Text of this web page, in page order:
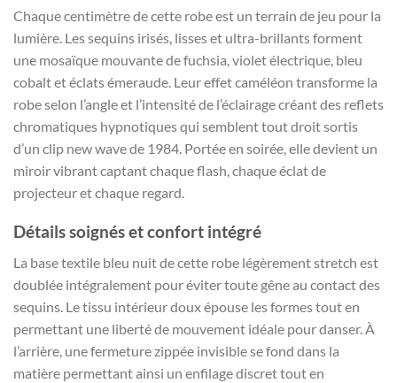
Chaque centimètre de cette robe est un terrain de jeu pour la
lumière. Les sequins irisés, lisses et ultra-brillants forment
une mosaïque mouvante de fuchsia, violet électrique, bleu
cobalt et éclats émeraude. Leur effet caméléon transforme la
robe selon l’angle et l’intensité de l’éclairage créant des reflets
chromatiques hypnotiques qui semblent tout droit sortis
d’un clip new wave de 1984. Portée en soirée, elle devient un
miroir vibrant captant chaque flash, chaque éclat de
projecteur et chaque regard.
Détails soignés et confort intégré
La base textile bleu nuit de cette robe légèrement stretch est
doublée intégralement pour éviter toute gêne au contact des
sequins. Le tissu intérieur doux épouse les formes tout en
permettant une liberté de mouvement idéale pour danser. À
l’arrière, une fermeture zippée invisible se fond dans la
matière permettant ainsi un enfilage discret tout en